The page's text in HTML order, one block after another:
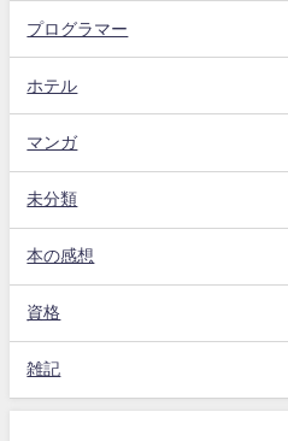
プログラマー
ホテル
マンガ
未分類
本の感想
資格
雑記